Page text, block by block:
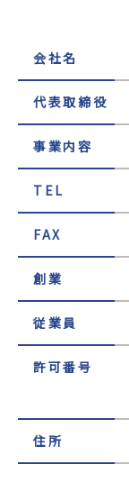
会社名
代表取締役
事業内容
TEL
FAX
創業
従業員
許可番号
住所